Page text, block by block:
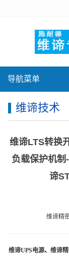
导航菜单
维谛技术
维谛LTS转换
负载保护机
谛
维谛精
维谛UPS电源、 维谛